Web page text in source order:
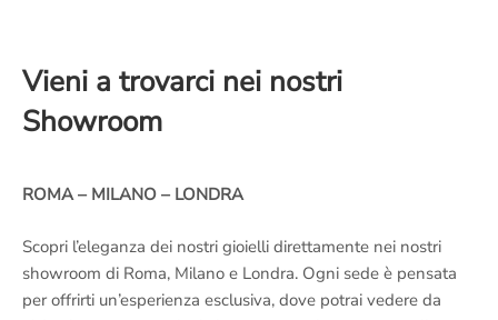
Vieni a trovarci nei nostri
Showroom
ROMA – MILANO – LONDRA
Scopri l’eleganza dei nostri gioielli direttamente nei nostri
showroom di Roma, Milano e Londra. Ogni sede è pensata
per offrirti un’esperienza esclusiva, dove potrai vedere da